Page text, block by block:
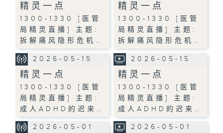
精灵一点
1300-1330 [医管
局精灵直播] 主题:
拆解痛风隐形危机…
精灵一点
1300-1330 [医管
局精灵直播] 主题:
拆解痛风隐形危机…
2026-05-15
精灵一点
1300-1330 [医管
局精灵直播] 主题:
成人ADHD的迟来…
2026-05-15
精灵一点
1300-1330 [医管
局精灵直播] 主题:
成人ADHD的迟来…
2026-05-01 2026-05-01